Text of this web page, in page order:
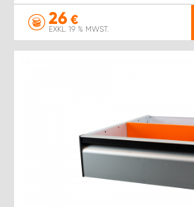
26 €
EXKL. 19 % MWST.